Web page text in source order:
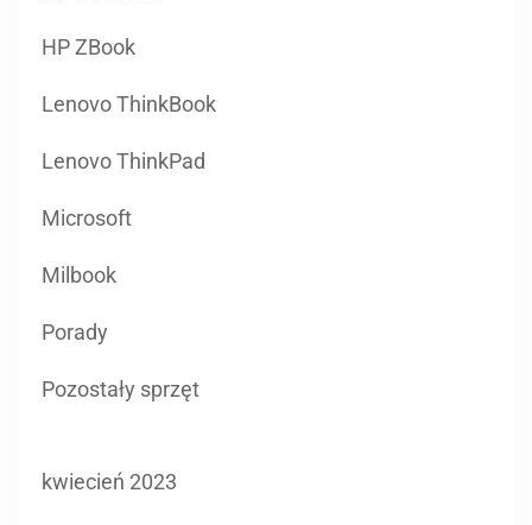
HP ZBook
Lenovo ThinkBook
Lenovo ThinkPad
Microsoft
Milbook
Porady
Pozostały sprzęt
kwiecień 2023